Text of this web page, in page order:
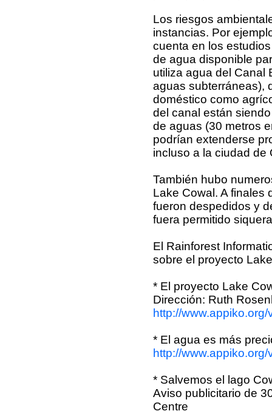
Los riesgos
instancias. Por
cuenta en los
de agua disponible
utiliza agua del Canal
aguas subterráneas),
doméstico como
del canal están
de aguas (30 metros
podrían extenderse
incluso a la ciudad de
También hubo
Lake Cowal. A finales
fueron despedidos y
fuera permitido
El Rainforest
sobre el proyecto
* El proyecto Lake
Dirección: Ruth
http://
* El agua es más
http://
* Salvemos el lago
Aviso publicitario de
Centre